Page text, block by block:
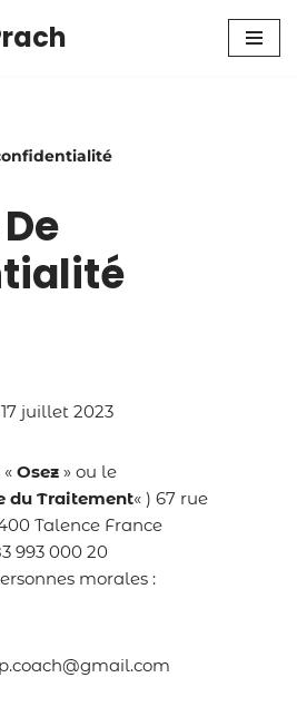
juillet 2023
Osez » ou le
du Traitement« ) 67 rue
Talence France
993 000 20
morales :